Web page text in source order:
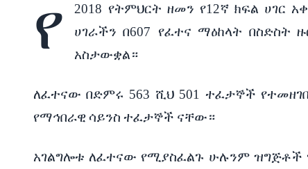
የ 2018 የትምህርት ዘመን የ12ኛ ክፍል ሀገር
ሀገራችን በ607 የፈተና ማዕከላት በስድስት
አስታውቋል።
ለፈተናው በድምሩ 563 ሺህ501ተፈታኞች
የማኅበራዊሳይንስ ተፈታኞች ናቸው።
አገልግሎቱ ለፈተናው የሚያስፈልጉ ሁሉንም ዝግጅቶች